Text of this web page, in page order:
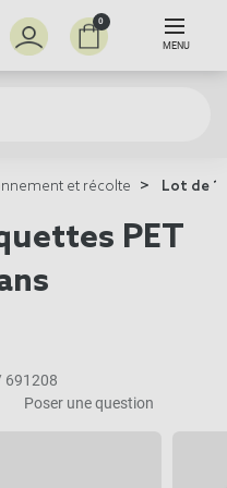
0
MENU
et récolte Lot de
PET
691208
Poser une question